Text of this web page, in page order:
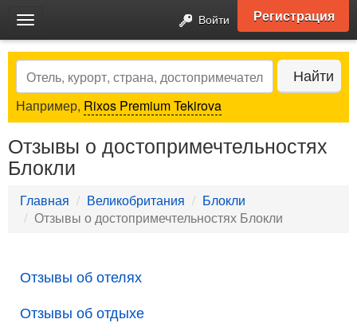
Toggle
navigation
Войти Регистрация
Search Найти
Например, Rixos Premium Tekirova
Отзывы о достопримечтельностях
Блокли
Главная Великобритания
Блокли
Отзывы о достопримечтельностях Блокли
Отзывы об отелях
Отзывы об отдыхе